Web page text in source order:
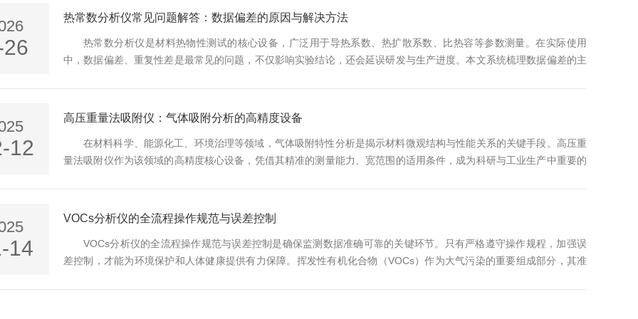
热数据都是重要的基础。传统测试方法依赖经验估算或简易仪器，误差较大，...
热常数分析仪常见问题解答：数据偏差的原因与解决方法
热常数分析仪是材料热物性测试的核心设备，广泛用于导热系数、热扩散系数、比热容等参数测量。在实际使用
中，数据偏差、重复性差是最常见的问题，不仅影响实验结论，还会延误研发与生产进度。本文系统梳理数据偏差的主
数偏低。解决：打磨样品表面至平整光滑，必要时使用导热硅脂薄层填充，确...
12
高压重量法吸附仪：气体吸附分析的高精度设备
在材料科学、能源化工、环境治理等领域，气体吸附特性分析是揭示材料微观结构与性能关系的关键手段。高压重
量法吸附仪作为该领域的高精度核心设备，凭借其精准的测量能力、宽范围的适用条件，成为科研与工业生产中重要的
压力、温度等参数的同步采集，经专业算法换算得到吸附等温线、吸附动力学...
14
VOCs分析仪的全流程操作规范与误差控制
VOCs分析仪的全流程操作规范与误差控制是确保监测数据准确可靠的关键环节。只有严格遵守操作规程，加强误
差控制，才能为环境保护和人体健康提供有力保障。挥发性有机化合物（VOCs）作为大气污染的重要组成部分，其准